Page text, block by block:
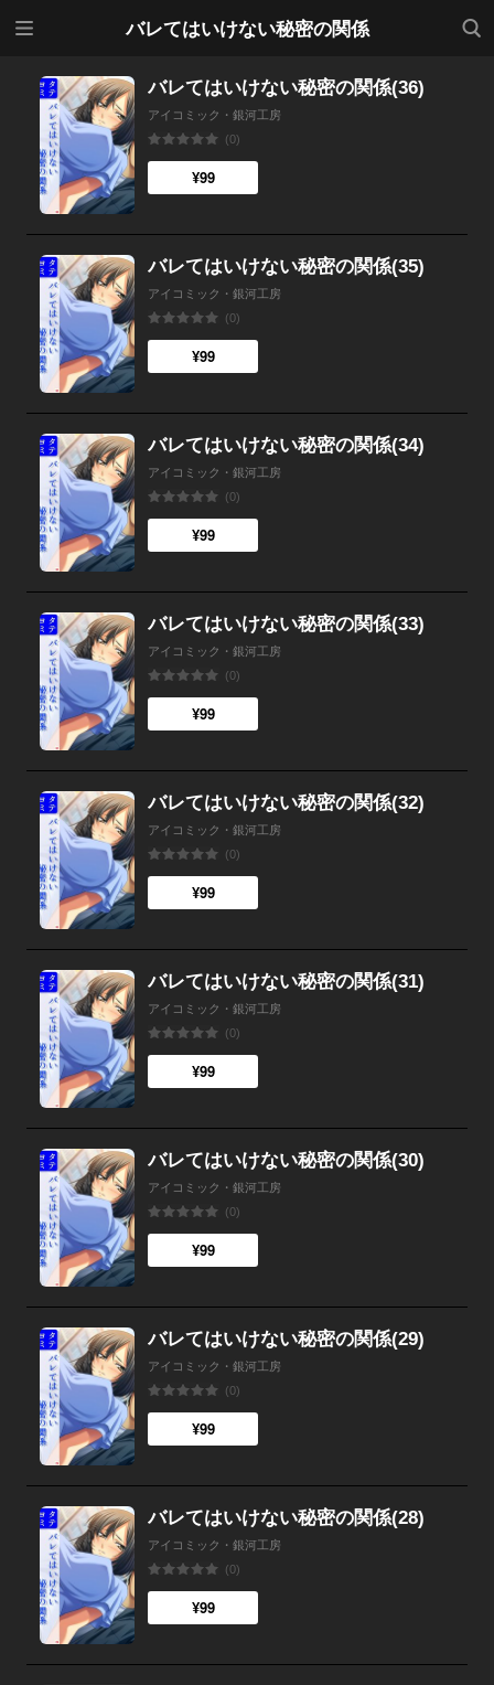
バレてはいけない秘密の関係
検索
バレてはいけない秘密の関係(36)
アイコミック・銀河工房
(0)
¥99
バレてはいけない秘密の関係(35)
アイコミック・銀河工房
(0)
¥99
バレてはいけない秘密の関係(34)
アイコミック・銀河工房
(0)
¥99
バレてはいけない秘密の関係(33)
アイコミック・銀河工房
(0)
¥99
バレてはいけない秘密の関係(32)
アイコミック・銀河工房
(0)
¥99
バレてはいけない秘密の関係(31)
アイコミック・銀河工房
(0)
¥99
バレてはいけない秘密の関係(30)
アイコミック・銀河工房
(0)
¥99
バレてはいけない秘密の関係(29)
アイコミック・銀河工房
(0)
¥99
バレてはいけない秘密の関係(28)
アイコミック・銀河工房
(0)
¥99